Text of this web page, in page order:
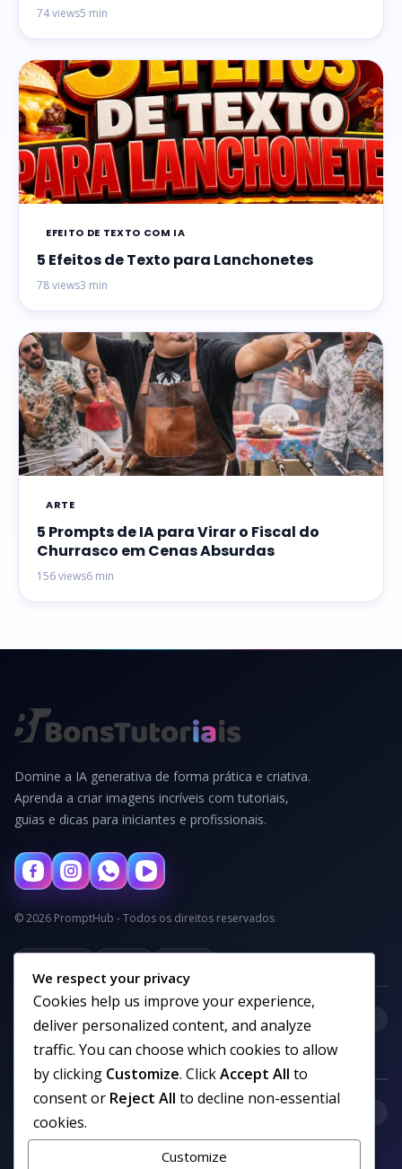
74 views5 min
EFEITO DE TEXTO COM IA
5 Efeitos de Texto para Lanchonetes
78 views3 min
ARTE
5 Prompts de IA para Virar o Fiscal do
Churrasco em Cenas Absurdas
156 views6 min
Domine a IA generativa de forma prática e criativa.
Aprenda a criar imagens incríveis com tutoriais,
guias e dicas para iniciantes e profissionais.
© 2026 PromptHub - Todos os direitos reservados
Categorias
We respect your privacy
Cookies help us improve your experience,
deliver personalized content, and analyze
traffic. You can choose which cookies to allow
by clicking Customize. ClickAccept All to
consent or Reject All to decline non-essential
cookies.
Customize